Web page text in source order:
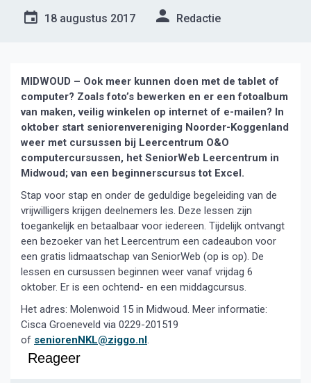
18 augustus 2017 Redactie
MIDWOUD – Ook meer kunnen doen met de tablet of
computer? Zoals foto’s bewerken en er een fotoalbum
van maken, veilig winkelen op internet of e-mailen? In
oktober start seniorenvereniging Noorder-Koggenland
weer met cursussen bij Leercentrum O&O
computercursussen, het SeniorWeb Leercentrum in
Midwoud; van een beginnerscursus tot Excel.
Stap voor stap en onder de geduldige begeleiding van de
vrijwilligers krijgen deelnemers les. Deze lessen zijn
toegankelijk en betaalbaar voor iedereen. Tijdelijk ontvangt
een bezoeker van het Leercentrum een cadeaubon voor
een gratis lidmaatschap van SeniorWeb (op is op). De
lessen en cursussen beginnen weer vanaf vrijdag 6
oktober. Er is een ochtend- en een middagcursus.
Het adres: Molenwoid 15 in Midwoud. Meer informatie:
Cisca Groeneveld via 0229-201519
of seniorenNKL@ziggo.nl.
Reageer